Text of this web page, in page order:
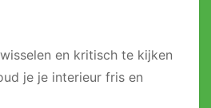
en kritisch te kijken
je je interieur fris en